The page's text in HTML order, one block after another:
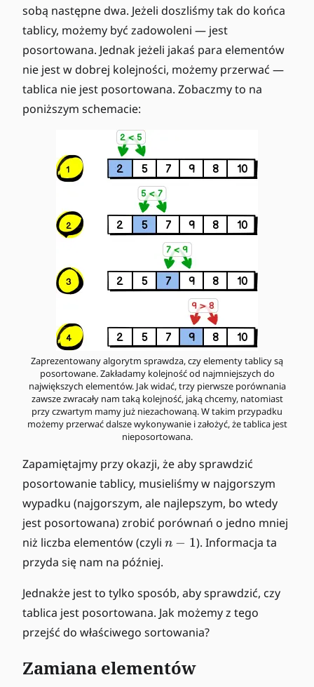
sobą następne dwa. Jeżeli doszliśmy tak do końca
tablicy, możemy być zadowoleni — jest
posortowana. Jednak jeżeli jakaś para elementów
nie jest w dobrej kolejności, możemy przerwać —
tablica nie jest posortowana. Zobaczmy to na
poniższym schemacie:
Zaprezentowany algorytm sprawdza, czy elementy tablicy są
posortowane. Zakładamy kolejność od najmniejszych do
największych elementów. Jak widać, trzy pierwsze porównania
zawsze zwracały nam taką kolejność, jaką chcemy, natomiast
przy czwartym mamy już niezachowaną. W takim przypadku
możemy przerwać dalsze wykonywanie i założyć, że tablica jest
nieposortowana.
Zapamiętajmy przy okazji, że aby sprawdzić
posortowanie tablicy, musieliśmy w najgorszym
wypadku (najgorszym, ale najlepszym, bo wtedy
jest posortowana) zrobić porównań o jedno mniej
niż liczba elementów (czyli n
n − 1). Informacja ta
przyda się nam na później.
Jednakże jest to tylko sposób, aby sprawdzić, czy
tablica jest posortowana. Jak możemy z tego
przejść do właściwego sortowania?
Zamiana elementów